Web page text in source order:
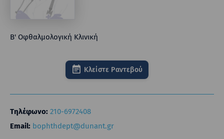
Β' Οφθαλμολογική Κλινική
Κλείστε Ραντεβού
Τηλέφωνο: 210-6972408
Email: bophthdept@dunant.gr